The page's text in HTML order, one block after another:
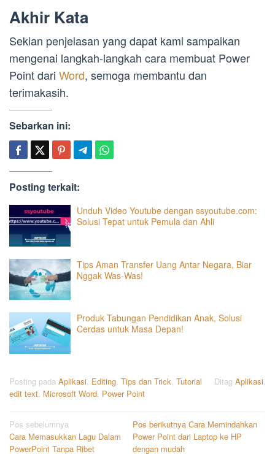
Akhir Kata
Sekian penjelasan yang dapat kami sampaikan
mengenai langkah-langkah cara membuat Power
Point dari Word, semoga membantu dan
terimakasih.
Sebarkan ini:
Posting terkait:
Unduh Video Youtube dengan ssyoutube.com:
Solusi Tepat untuk Pemula dan Ahli
Tips Aman Transfer Uang Antar Negara, Biar
Nggak Was-Was!
Produk Tabungan Pendidikan Anak, Solusi
Cerdas untuk Masa Depan!
Posting pada Aplikasi Editing Tips dan Trick Tutorial Ditag Aplikasi
edit text Microsoft Word Power Point
Navigasi
pos
Pos sebelumnya
Cara Memasukkan Lagu Dalam
PowerPoint Tanpa Ribet
Pos berikutnyaCara Memindahkan
Power Point dari Laptop ke HP
dengan mudah